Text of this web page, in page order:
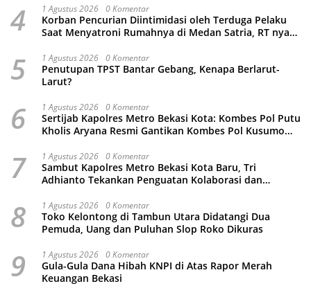
4 1 Agustus 2026 0 Komentar
Korban Pencurian Diintimidasi oleh Terduga Pelaku
Saat Menyatroni Rumahnya di Medan Satria, RT nya
5 1 Agustus 2026 0 Komentar
Penutupan TPST Bantar Gebang, Kenapa Berlarut-
Larut?
6 1 Agustus 2026 0 Komentar
Sertijab Kapolres Metro Bekasi Kota: Kombes Pol Putu
Kholis Aryana Resmi Gantikan Kombes Pol Kusumo
7 1 Agustus 2026 0 Komentar
Sambut Kapolres Metro Bekasi Kota Baru, Tri
Adhianto Tekankan Penguatan Kolaborasi dan
8 1 Agustus 2026 0 Komentar
Toko Kelontong di Tambun Utara Didatangi Dua
Pemuda, Uang dan Puluhan Slop Roko Dikuras
9 1 Agustus 2026 0 Komentar
Gula-Gula Dana Hibah KNPI di Atas Rapor Merah
Keuangan Bekasi